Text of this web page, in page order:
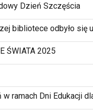
Dzień Szczęścia
bibliotece odbyło się
ŚWIATA 2025
w ramach Dni Edukacji